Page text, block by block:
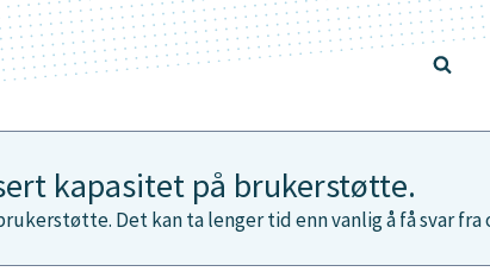
kapasitet på brukerstøtte.
Det kan ta lenger tid enn vanlig å få svar fra